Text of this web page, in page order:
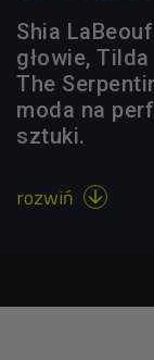
Shia
głowie,
The
moda na
sztuki.
rozwiń 